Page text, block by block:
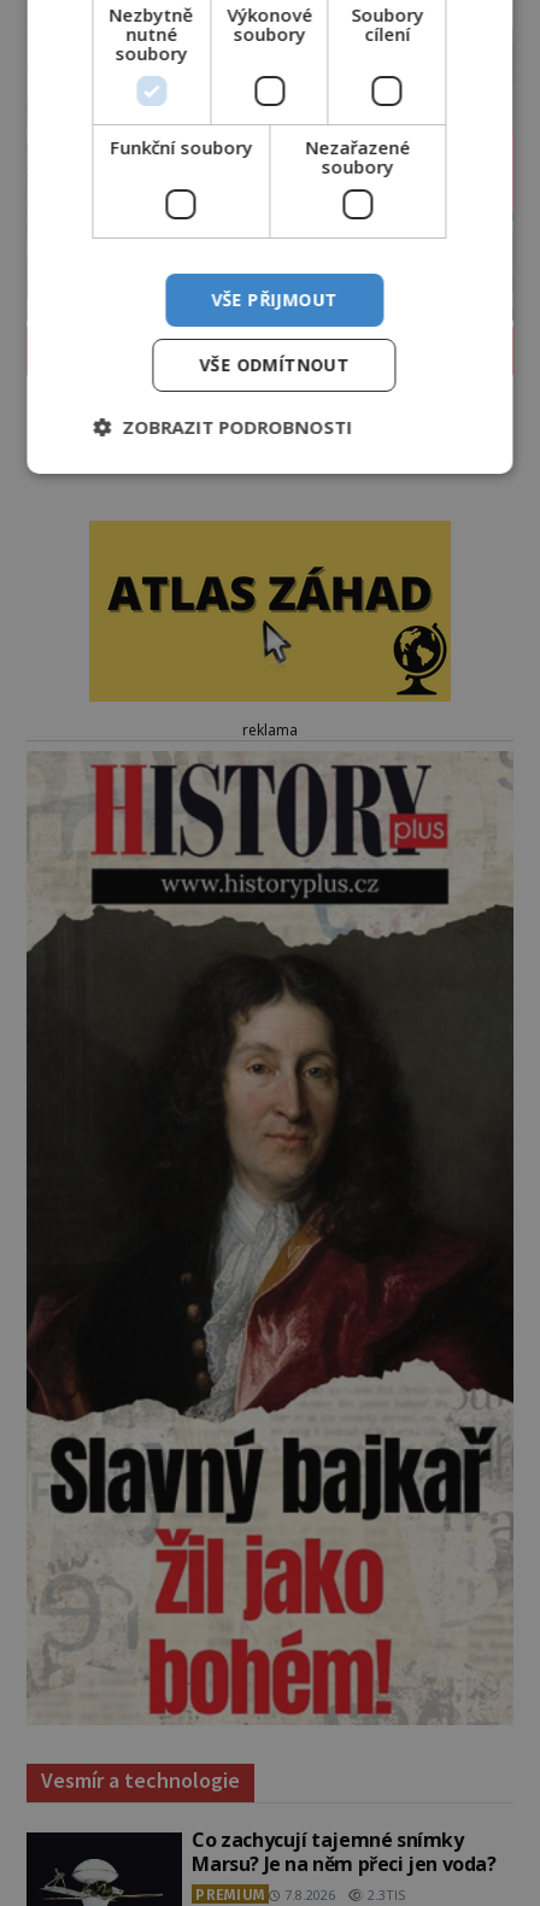
PROLISTOVAT ČASOPIS
reklama
Vesmír a technologie
Co zachycují tajemné snímky
Marsu? Je na něm přeci jen voda?
PREMIUM 7.8.2026 2.3TIS
Nezbytně
nutné
soubory
Výkonové
soubory
Soubory
cílení
Funkční soubory
Nezařazené
soubory
VŠE PŘIJMOUT
VŠE ODMÍTNOUT
ZOBRAZIT PODROBNOSTI